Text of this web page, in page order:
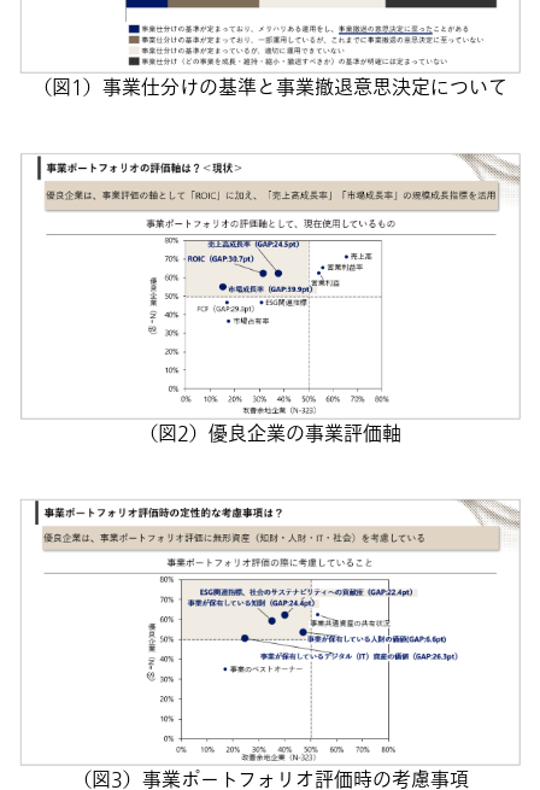
（図1）事業仕分けの基準と事業撤退意思決定について
（図2）優良企業の事業評価軸
（図3）事業ポートフォリオ評価時の考慮事項